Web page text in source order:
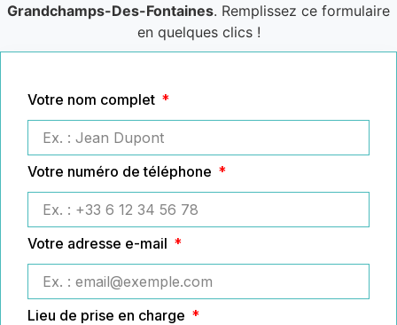
Grandchamps-Des-Fontaines. Remplissez ce formulaire
en quelques clics !
Votre nom complet
Votre numéro de téléphone
Votre adresse e-mail
Lieu de prise en charge